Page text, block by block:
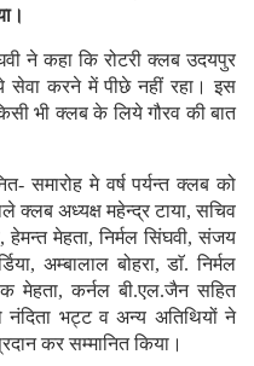
ने कहा कि रोटरी क्लब उदयपुर
सेवा करने में पीछे नहीं रहा। इस
भी क्लब के लिये गौरव की बात
समारोह मे वर्ष पर्यन्त क्लब को
क्लब अध्यक्ष महेन्द्र टाया, सचिव
हेमन्त मेहता, निर्मल सिंघवी, संजय
अम्बालाल बोहरा, डाॅ. निर्मल
मेहता, कर्नल बी.एल.जैन सहित
नंदिता भट्ट व अन्य अतिथियों ने
कर सम्मानित किया।